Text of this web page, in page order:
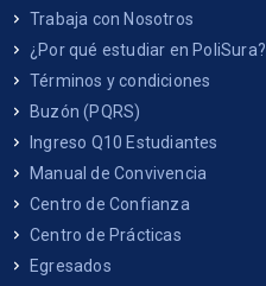
Trabaja con Nosotros
¿Por qué estudiar en PoliSura?
Términos y condiciones
Buzón (PQRS)
Ingreso Q10 Estudiantes
Manual de Convivencia
Centro de Confianza
Centro de Prácticas
Egresados